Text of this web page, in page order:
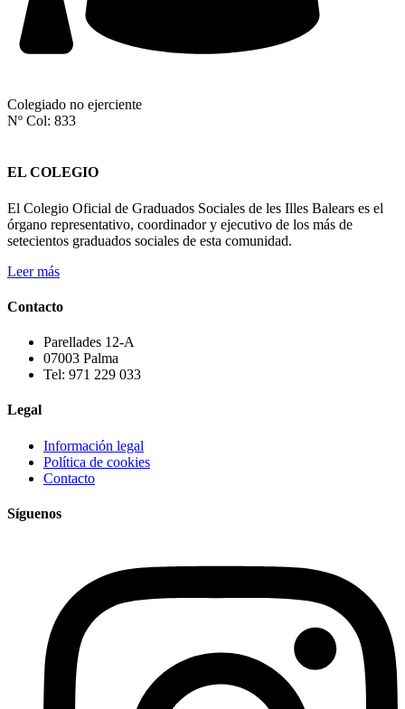
Colegiado no ejerciente
Nº Col: 833
EL COLEGIO
El Colegio Oficial de Graduados Sociales de les Illes Balears es el
órgano representativo, coordinador y ejecutivo de los más de
setecientos graduados sociales de esta comunidad.
Leer más
Contacto
Parellades 12-A
07003 Palma
Tel: 971 229 033
Legal
Información legal
Política de cookies
Contacto
Síguenos